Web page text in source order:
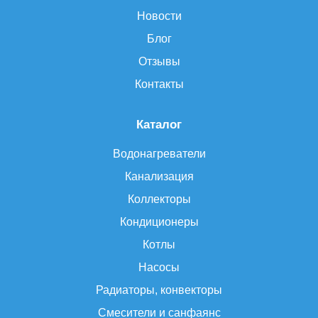
Каталог
Водонагреватели
Канализация
Коллекторы
Кондиционеры
Котлы
Насосы
Радиаторы, конвекторы
Смесители и санфаянс
Новости
Блог
Отзывы
Контакты